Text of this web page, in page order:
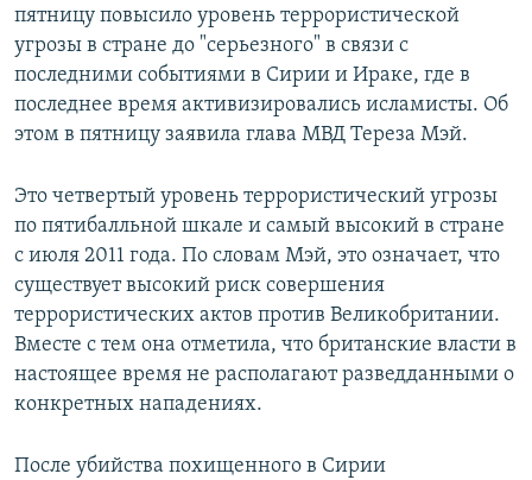
Все сайты РСЕ/РС
пятницу повысило уровень террористической
угрозы в стране до "серьезного" в связи с
последними событиями в Сирии и Ираке, где в
последнее время активизировались исламисты. Об
этом в пятницу заявила глава МВД Тереза Мэй.
Это четвертый уровень террористический угрозы
по пятибалльной шкале и самый высокий в стране
с июля 2011 года. По словам Мэй, это означает, что
существует высокий риск совершения
террористических актов против Великобритании.
Вместе с тем она отметила, что британские власти в
настоящее время не располагают разведданными о
конкретных нападениях.
После убийства похищенного в Сирии